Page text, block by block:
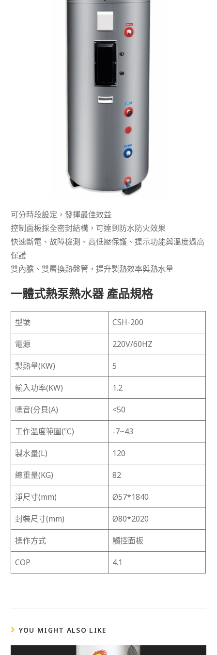
可分時段設定，發揮最佳效益
控制面板採全密封結構，可達到防水防火效果
快速斷電、故障檢測、高低壓保護、提示功能與溫度過高
保護
雙內膽、雙層換熱盤管，提升製熱效率與熱水量
一體式熱泵熱水器 產品規格
型號 CSH-200
電源 220V/60HZ
製熱量(KW) 5
輸入功率(KW) 1.2
噪音(分貝(A) <50
工作溫度範圍(℃) -7~43
製水量(L) 120
總重量(KG) 82
淨尺寸(mm) Ø57*1840
封裝尺寸(mm) Ø80*2020
操作方式 觸控面板
COP 4.1
YOU MIGHT ALSO LIKE